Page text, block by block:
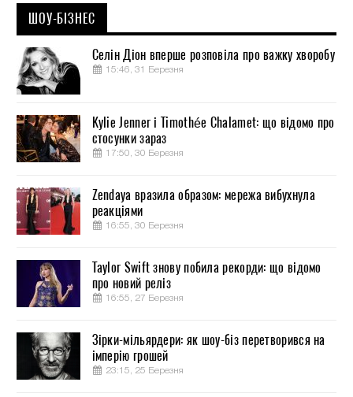
ШОУ-БІЗНЕС
Селін Діон вперше розповіла про важку хворобу
15:46, 31 Березня
Kylie Jenner і Timothée Chalamet: що відомо про
стосунки зараз
17:50, 30 Березня
Zendaya вразила образом: мережа вибухнула
реакціями
16:55, 30 Березня
Taylor Swift знову побила рекорди: що відомо
про новий реліз
16:55, 27 Березня
Зірки-мільярдери: як шоу-біз перетворився на
імперію грошей
23:15, 25 Березня